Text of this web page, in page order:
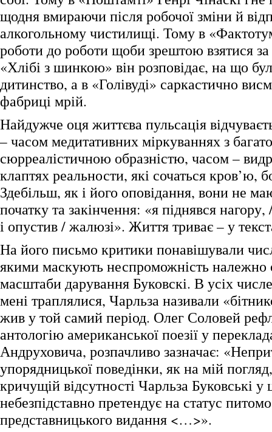
щодня вмираючи після робочої зміни й
алкогольному чистилищі. Тому в
роботи до роботи щоби зрештою взятися
«Хлібі з шинкою» він розповідає, на що
дитинство, а в «Голівуді» саркастично
фабриці мрій.
Найдужче оця життєва пульсація
– часом медитативних міркуваннях з
сюрреалістичною образністю, часом –
клаптях реальности, які сочаться кров’ю,
Здебільш, як і його оповідання, вони не
початку та закінчення: «я піднявся
і опустив / жалюзі». Життя триває – у
На його письмо критики понавішували
якими маскують неспроможність належно
масштаби дарування Буковскі. В усіх
мені траплялися, Чарльза називали
жив у той самий період. Олег Соловей
антологію американської поезії у
Андруховича, розпачливо зазначає:
упорядницької поведінки, як на мій
кричущій відсутності Чарльза Буковські у
небезпідставно претендує на статус питомо
представницького видання <…>».